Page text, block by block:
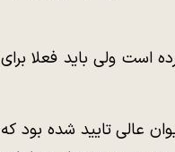
است ولی باید فعلا برای
عالی تایید شده بود که